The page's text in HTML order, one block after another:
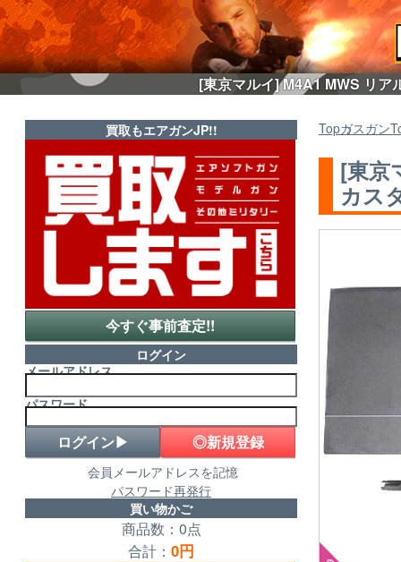
[東京マルイ] M4A1 MWS リア
Topガスガン
[東京
カス
買取もエアガンJP!!
今すぐ事前査定!!
ログイン
メールアドレス
パスワード
◎新規登録
会員メールアドレスを記憶
パスワード再発行
買い物かご
商品数：0点
合計： 0円